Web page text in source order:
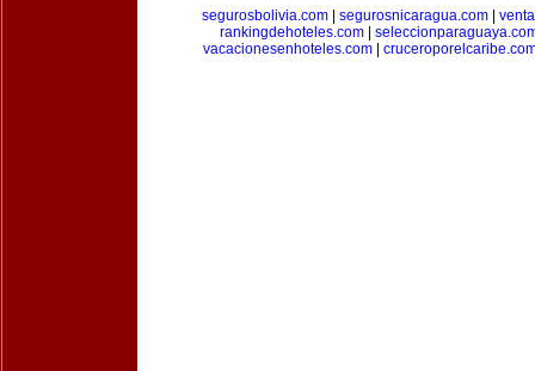
segurosbolivia.com| segurosnicaragua.com|
rankingdehoteles.com|
vacacionesenhoteles.com